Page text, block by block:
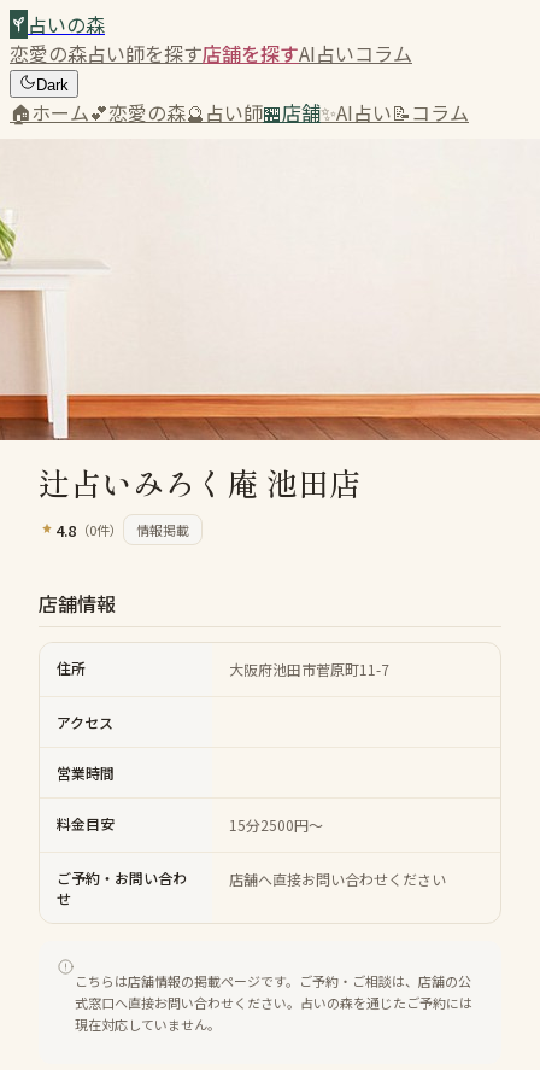
占いの森
恋愛の森占い師を探す店舗を探すAI占いコラム
Dark
🏠ホーム💕恋愛の森🔮占い師🏪店舗✨AI占い📝コラム
辻占いみろく庵 池田店
4.8 （0件） 情報掲載
店舗情報
住所 大阪府池田市菅原町11-7
アクセス
営業時間
料金目安 15分2500円〜
ご予約・お問い合わ
せ
店舗へ直接お問い合わせください
こちらは店舗情報の掲載ページです。ご予約・ご相談は、店舗の公
式窓口へ直接お問い合わせください。占いの森を通じたご予約には
現在対応していません。